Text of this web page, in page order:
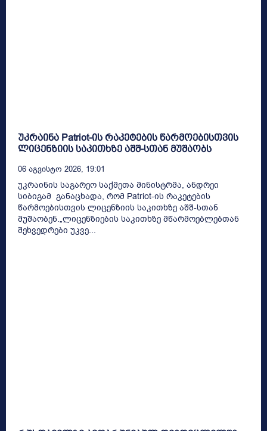
უკრაინა Patriot-ის რაკეტების წარმოებისთვის
ლიცენზიის საკითხზე აშშ-სთან მუშაობს
06 Აგვისტო 2026, 19:01
უკრაინის საგარეო საქმეთა მინისტრმა, ანდრეი
სიბიგამ განაცხადა, რომ Patriot-ის რაკეტების
წარმოებისთვის ლიცენზიის საკითხზე აშშ-სთან
მუშაობენ.„ლიცენზიების საკითხზე მწარმოებლებთან
შეხვედრები უკვე...